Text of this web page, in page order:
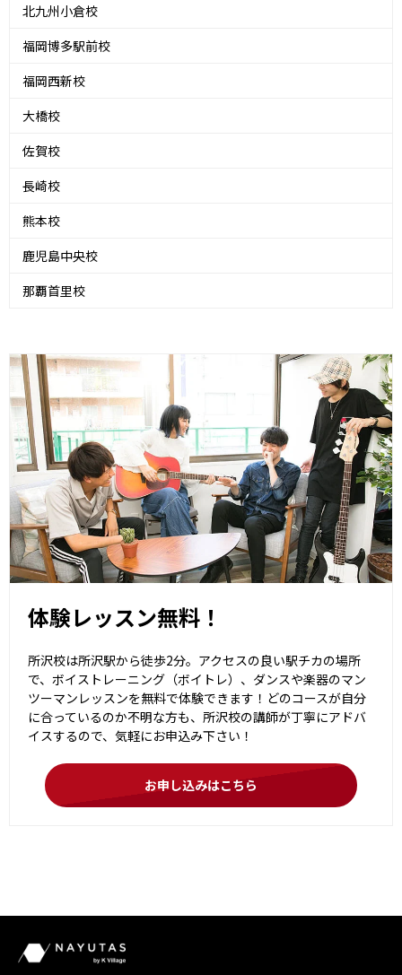
北九州小倉校
福岡博多駅前校
福岡西新校
大橋校
佐賀校
長崎校
熊本校
鹿児島中央校
那覇首里校
体験レッスン無料！
所沢校は所沢駅から徒歩2分。アクセスの良い駅チカの場所
で、ボイストレーニング（ボイトレ）、ダンスや楽器のマン
ツーマンレッスンを無料で体験できます！どのコースが自分
に合っているのか不明な方も、所沢校の講師が丁寧にアドバ
イスするので、気軽にお申込み下さい！
お申し込みはこちら